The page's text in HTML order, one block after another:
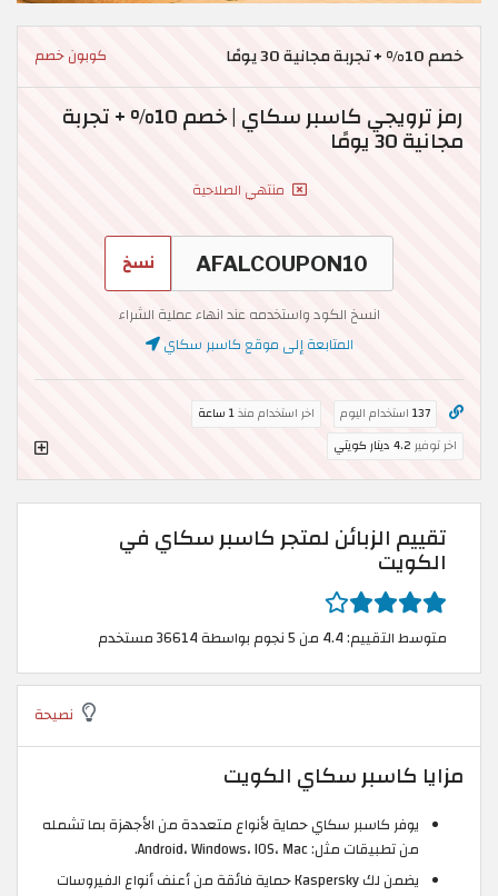
خصم 10% + تجربة مجانية 30 يومًا كوبون خصم
رمز ترويجي كاسبر سكاي | خصم 10% + تجربة
مجانية 30 يومًا
منتهي الصلاحية
نسخ
انسخ الكود واستخدمه عند انهاء عملية الشراء
المتابعة إلى موقع كاسبر سكاي
137 استخدام اليوم اخر استخدام منذ1 ساعة
اخر توفير 4.2 دينار كويتي
تقييم الزبائن لمتجر كاسبر سكاي في
الكويت
متوسط التقييم: 4.4 من 5 نجوم بواسطة 36614 مستخدم
نصيحة
مزايا كاسبر سكاي الكويت
يوفر كاسبر سكاي حماية لأنواع متعددة من الأجهزة بما تشمله
من تطبيقات مثل: Android، Windows، IOS، Mac.
يضمن لك Kaspersky حماية فائقة من أعنف أنواع الفيروسات